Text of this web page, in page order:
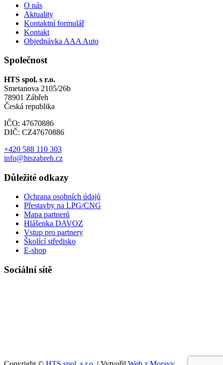
O nás
Aktuality
Kontaktní formulář
Kontakt
Objednávka AAA Auto
Společnost
HTS spol. s r.o.
Smetanova 2105/26b
78901 Zábřeh
Česká republika
IČO: 47670886
DIČ: CZ47670886
+420 588 110 303
info@htszabreh.cz
Důležité odkazy
Ochrana osobních údajů
Přestavby na LPG/CNG
Mapa partnerů
Hlášenka DAVOZ
Vstup pro partnery
Školící středisko
E-shop
Sociální sítě